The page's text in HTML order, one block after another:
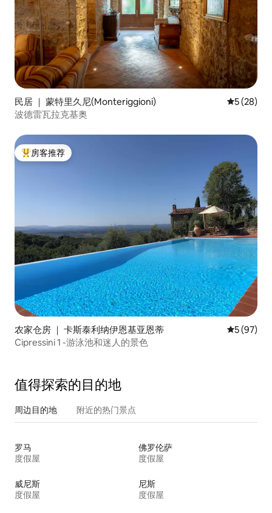
民居 ｜ 蒙特里久尼(Monteriggioni) 平均评分
5 (28)
波德雷瓦拉克基奥
热门「房客推荐」
房客推荐
农家仓房 ｜ 卡斯泰利纳伊恩基亚恩蒂 平均评分
5 (97)
Cipressini 1 -游泳池和迷人的景色
值得探索的目的地
周边目的地 附近的热门景点
罗马
度假屋
佛罗伦萨
度假屋
威尼斯
度假屋
尼斯
度假屋